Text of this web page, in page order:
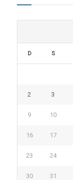
D S
2 3
9 10
16 17
23 24
30 31